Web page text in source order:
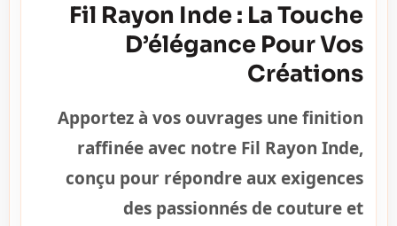
Fil Rayon Inde : La Touche
D’élégance Pour Vos
Créations
Apportez à vos ouvrages une finition
raffinée avec notre Fil Rayon Inde,
conçu pour répondre aux exigences
des passionnés de couture et